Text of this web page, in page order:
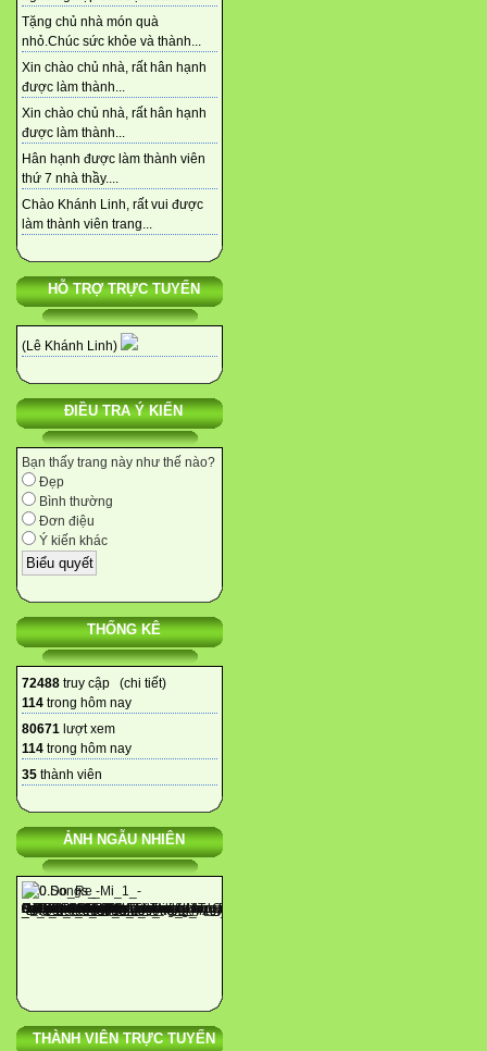
Tặng chủ nhà món quà
nhỏ.Chúc sức khỏe và thành...
Xin chào chủ nhà, rất hân hạnh
được làm thành...
Xin chào chủ nhà, rất hân hạnh
được làm thành...
Hân hạnh được làm thành viên
thứ 7 nhà thầy....
Chào Khánh Linh, rất vui được
làm thành viên trang...
HỖ TRỢ TRỰC TUYẾN
(Lê Khánh Linh)
ĐIỀU TRA Ý KIẾN
Bạn thấy trang này như thế nào?
Đẹp
Bình thường
Đơn điệu
Ý kiến khác
THỐNG KÊ
72488 truy cập (chi tiết)
114 trong hôm nay
80671 lượt xem
114 trong hôm nay
35 thành viên
ẢNH NGẪU NHIÊN
THÀNH VIÊN TRỰC TUYẾN